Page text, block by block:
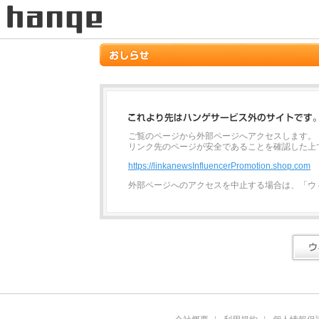
ご覧のページから外部ページへアクセスします。
リンク先のページが安全であることを確認した
https://linkanewsInfluencerPromotion.shop.com
外部ページへのアクセスを中止する場合は、「